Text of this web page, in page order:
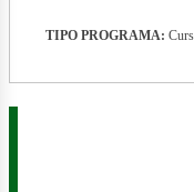
TIPO PROGRAMA: